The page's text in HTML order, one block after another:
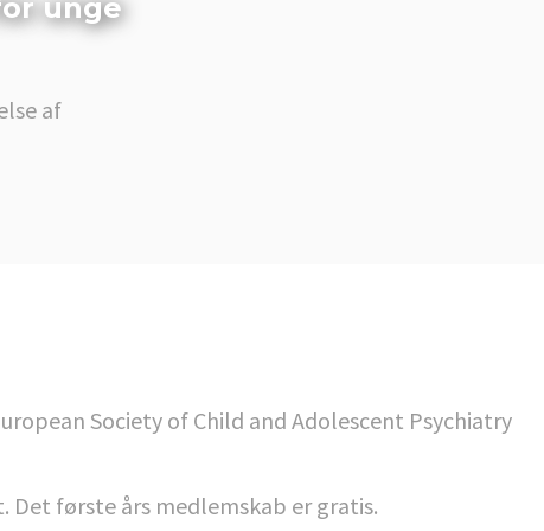
unge
af
Society of Child and Adolescent Psychiatry
Det første års medlemskab er gratis.